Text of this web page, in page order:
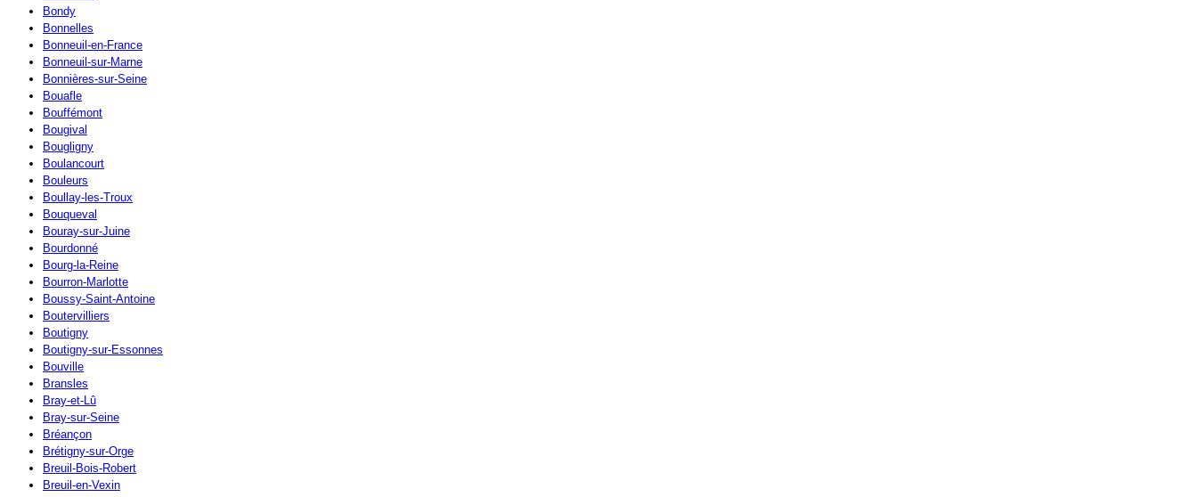
Bondy
Bonnelles
Bonneuil-en-France
Bonneuil-sur-Marne
Bonnières-sur-Seine
Bouafle
Bouffémont
Bougival
Bougligny
Boulancourt
Bouleurs
Boullay-les-Troux
Bouqueval
Bouray-sur-Juine
Bourdonné
Bourg-la-Reine
Bourron-Marlotte
Boussy-Saint-Antoine
Boutervilliers
Boutigny
Boutigny-sur-Essonnes
Bouville
Bransles
Bray-et-Lû
Bray-sur-Seine
Bréançon
Brétigny-sur-Orge
Breuil-Bois-Robert
Breuil-en-Vexin